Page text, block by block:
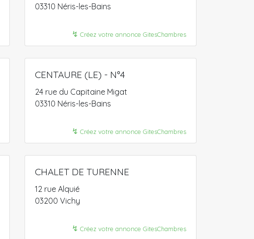
03310 Néris-les-Bains
↯ Créez votre annonce GitesChambres
CENTAURE (LE) - N°4
24 rue du Capitaine Migat
03310 Néris-les-Bains
↯ Créez votre annonce GitesChambres
CHALET DE TURENNE
12 rue Alquié
03200 Vichy
↯ Créez votre annonce GitesChambres